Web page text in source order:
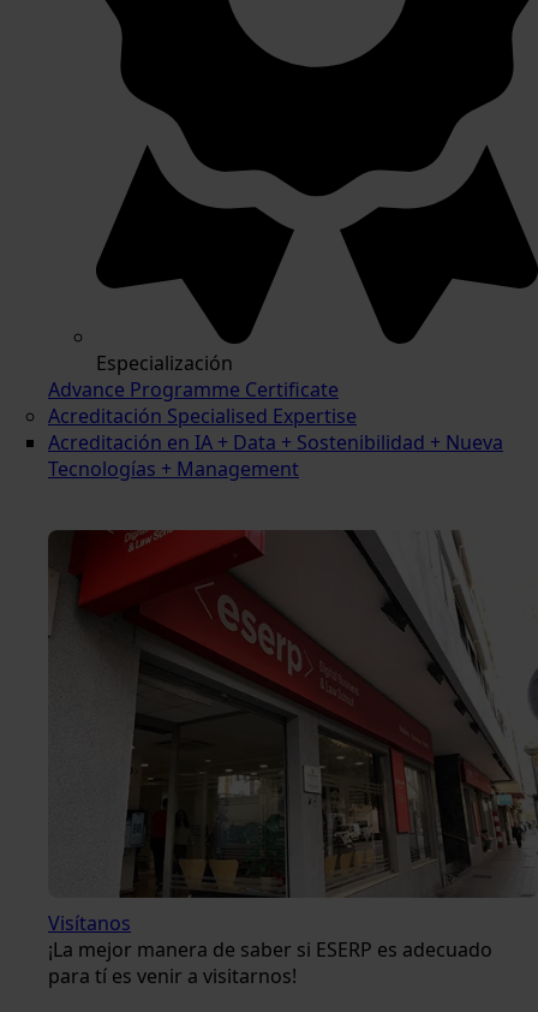
Especialización
Advance Programme Certificate
Acreditación Specialised Expertise
Acreditación en IA + Data + Sostenibilidad + Nueva
Tecnologías + Management
Visítanos
¡La mejor manera de saber si ESERP es adecuado
para tí es venir a visitarnos!